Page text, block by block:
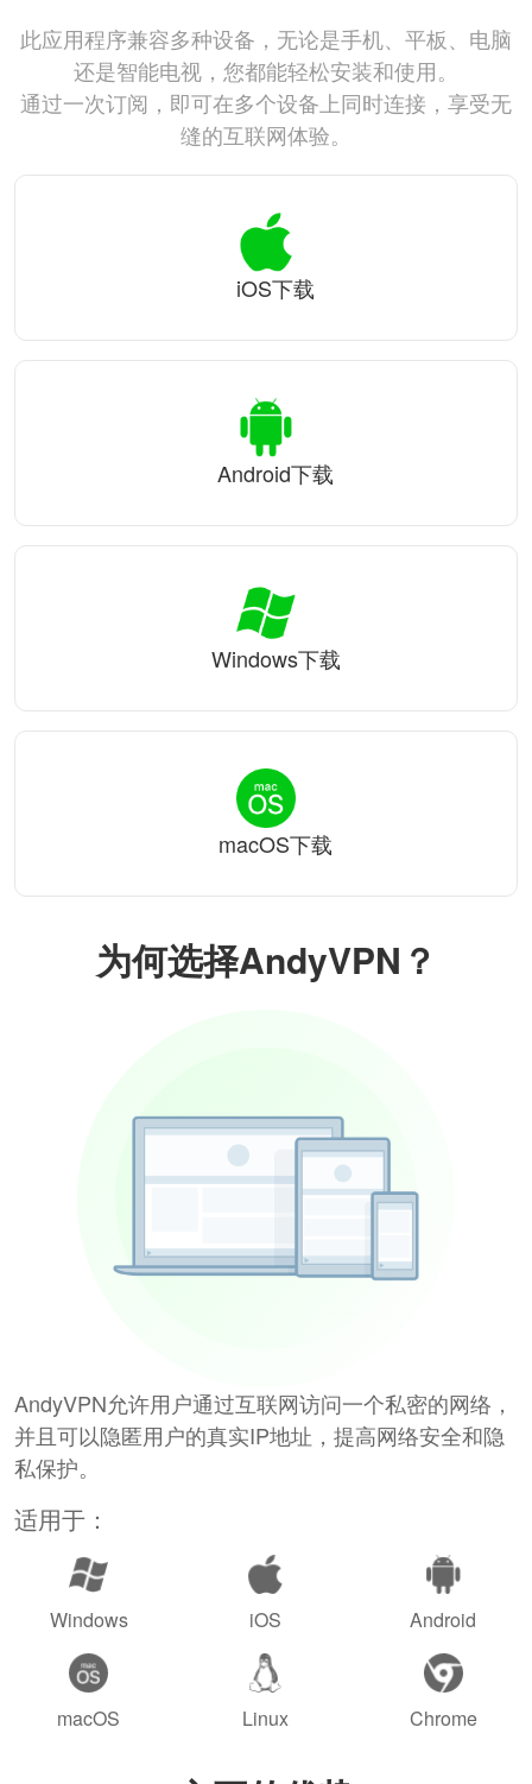
为何选择AndyVPN？
AndyVPN允许用户通过互联网访问一个私密的网络，
并且可以隐匿用户的真实IP地址，提高网络安全和隐
私保护。
适用于：
Windows iOS Android
macOS Linux Chrome
此应用程序兼容多种设备，无论是手机、平板、电脑
还是智能电视，您都能轻松安装和使用。
通过一次订阅，即可在多个设备上同时连接，享受无
缝的互联网体验。
iOS下载
Android下载
Windows下载
macOS下载